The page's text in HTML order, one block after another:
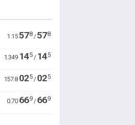
1.15578/578
1.349 145/ 145
157.8 025/ 025
0.70 669/ 669